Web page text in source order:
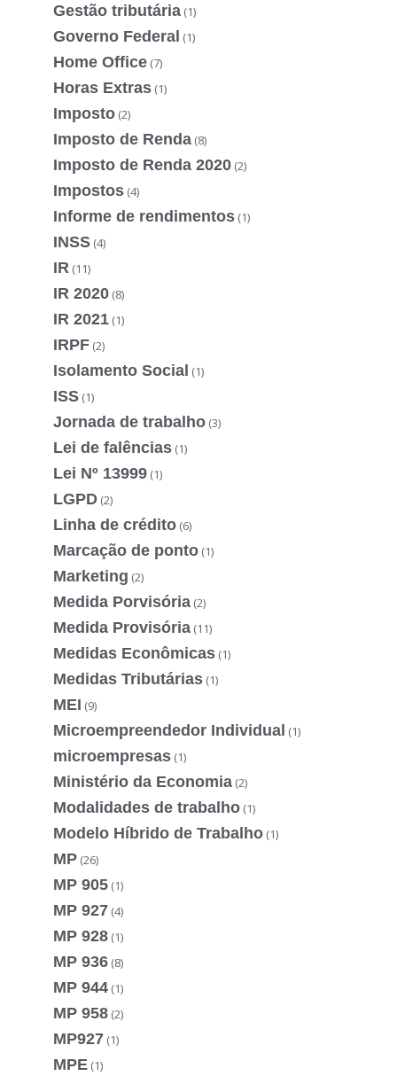
Gestão tributária (1)
Governo Federal (1)
Home Office (7)
Horas Extras (1)
Imposto (2)
Imposto de Renda (8)
Imposto de Renda 2020 (2)
Impostos (4)
Informe de rendimentos (1)
INSS (4)
IR (11)
IR 2020 (8)
IR 2021 (1)
IRPF (2)
Isolamento Social (1)
ISS (1)
Jornada de trabalho (3)
Lei de falências (1)
Lei Nº 13999 (1)
LGPD (2)
Linha de crédito (6)
Marcação de ponto (1)
Marketing (2)
Medida Porvisória (2)
Medida Provisória (11)
Medidas Econômicas (1)
Medidas Tributárias (1)
MEI (9)
Microempreendedor Individual (1)
microempresas (1)
Ministério da Economia (2)
Modalidades de trabalho (1)
Modelo Híbrido de Trabalho (1)
MP (26)
MP 905 (1)
MP 927 (4)
MP 928 (1)
MP 936 (8)
MP 944 (1)
MP 958 (2)
MP927 (1)
MPE (1)